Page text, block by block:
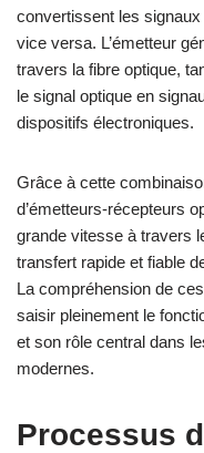
convertissent les
vice versa. L’émetteur
travers la fibre optique,
le signal optique en
dispositifs électroniques.
Grâce à cette
d’émetteurs-récepteurs
grande vitesse à travers
transfert rapide et fiable
La compréhension de
saisir pleinement le
et son rôle central dans
modernes.
Processus